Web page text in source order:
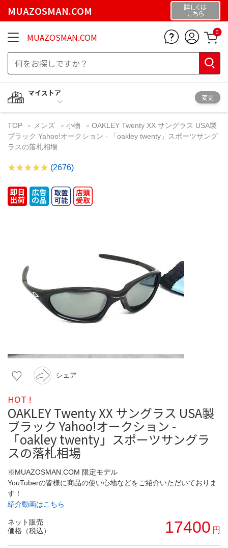
MUAZOSMAN.COM 詳しくは
こちら
MUAZOSMAN.COM 0
マイストア
変更
TOP メンズ 小物
OAKLEY Twenty XX サングラス USA製
ブラック Yahoo!オークション - 「oakley twenty」スポーツサング
ラスの落札相場
(2676)
シェア
HOT !
OAKLEY Twenty XX サングラス USA製
ブラック Yahoo!オークション -
「oakley twenty」スポーツサングラ
スの落札相場
※MUAZOSMAN.COM 限定モデル
YouTuberの皆様に商品の使い心地などをご紹介いただいておりま
す！
紹介動画はこちら
ネット販売
価格（税込）
17400 円